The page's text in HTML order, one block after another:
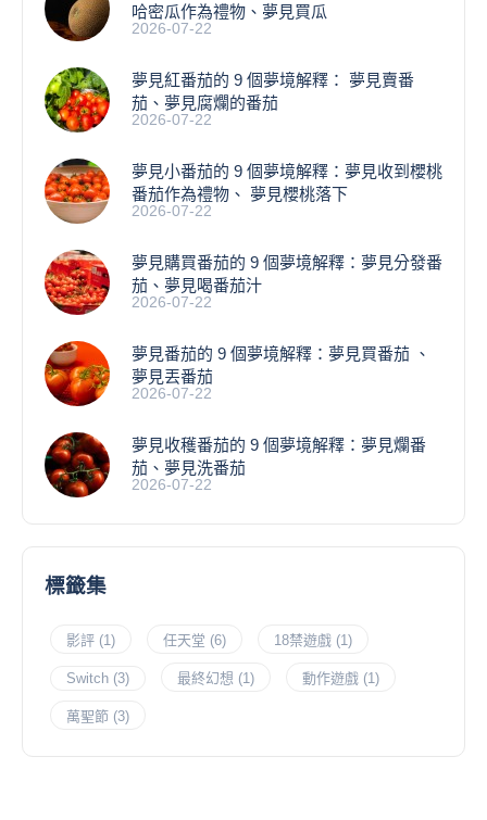
哈密瓜作為禮物、夢見買瓜
2026-07-22
夢見紅番茄的 9 個夢境解釋： 夢見賣番
茄、夢見腐爛的番茄
2026-07-22
​夢見小番茄的 9 個夢境解釋：夢見收到櫻桃
番茄作為禮物、 夢見櫻桃落下
2026-07-22
夢見購買番茄的 9 個夢境解釋：夢見分發番
茄、夢見喝番茄汁
2026-07-22
夢見番茄的 9 個夢境解釋：夢見買番茄 、
夢見丟番茄
2026-07-22
夢見收穫番茄的 9 個夢境解釋：夢見爛番
茄、夢見洗番茄
2026-07-22
標籤集
影評 (1) 任天堂 (6) 18禁遊戲 (1)
Switch (3) 最終幻想 (1) 動作遊戲 (1)
萬聖節 (3)